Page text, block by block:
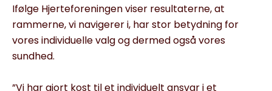
Ifølge Hjerteforeningen viser resultaterne, at
rammerne, vi navigerer i, har stor betydning for
vores individuelle valg og dermed også vores
sundhed.
”Vi har gjort kost til et individuelt ansvar i et